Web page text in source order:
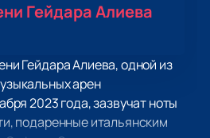
Гейдара Алиева
Гейдара Алиева, одной из
арен
2023 года, зазвучат ноты
подаренные итальянским